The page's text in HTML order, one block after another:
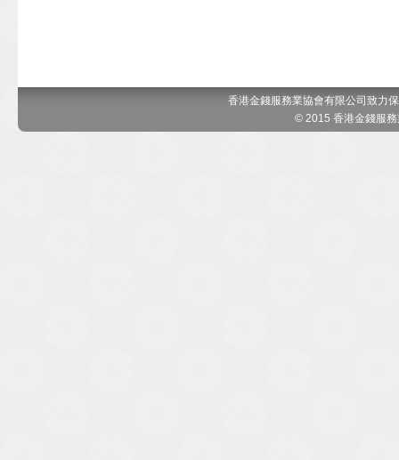
香港金錢服務業協會有限公司致力
© 2015 香港金錢服